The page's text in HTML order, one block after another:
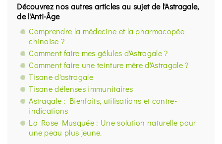
Découvrez nos autres articles au sujet de l'Astragale,
de l'Anti-Âge
Comprendre la médecine et la pharmacopée
chinoise ?
Comment faire mes gélules d'Astragale ?
Comment faire une teinture mère d'Astragale ?
Tisane d'astragale
Tisane défenses immunitaires
Astragale : Bienfaits, utilisations et contre-
indications
La Rose Musquée : Une solution naturelle pour
une peau plus jeune.